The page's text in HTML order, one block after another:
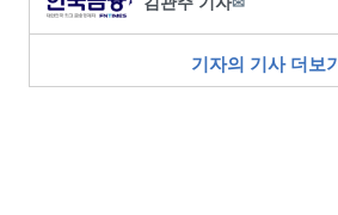
기자의 기사 더보기